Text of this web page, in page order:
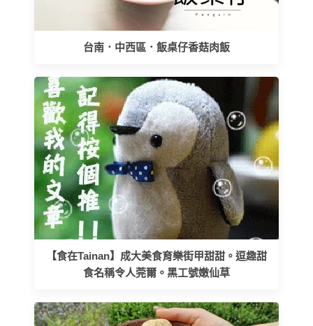
台南．中西區．飯桌仔香菇肉飯
【食在Tainan】成大美食育樂街甲甜甜。逗趣甜
食名稱令人莞爾。黑工號嫩仙草